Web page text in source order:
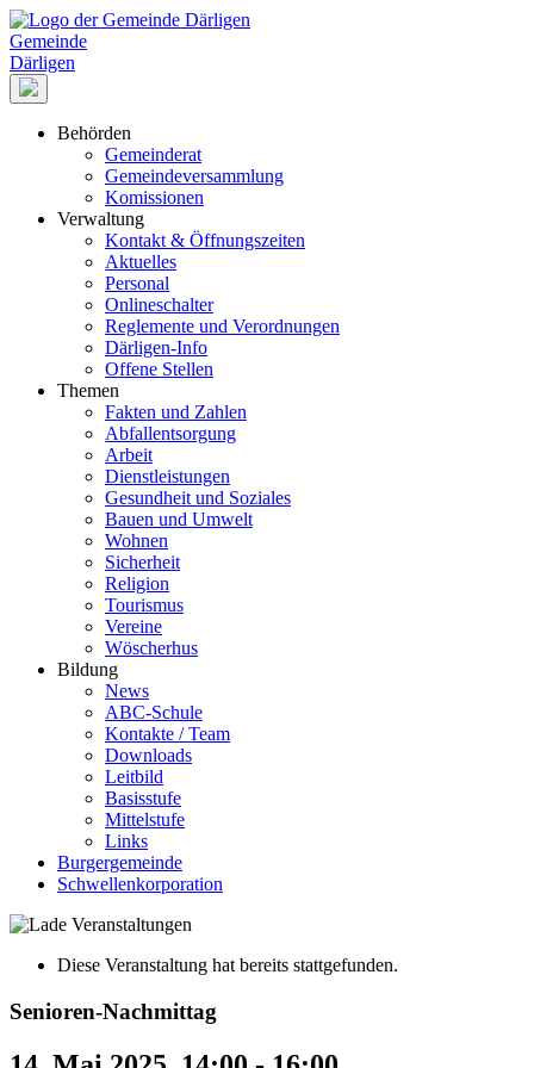
Gemeinde
Därligen
Behörden
Gemeinderat
Gemeindeversammlung
Komissionen
Verwaltung
Kontakt & Öffnungszeiten
Aktuelles
Personal
Onlineschalter
Reglemente und Verordnungen
Därligen-Info
Offene Stellen
Themen
Fakten und Zahlen
Abfallentsorgung
Arbeit
Dienstleistungen
Gesundheit und Soziales
Bauen und Umwelt
Wohnen
Sicherheit
Religion
Tourismus
Vereine
Wöscherhus
Bildung
News
ABC-Schule
Kontakte / Team
Downloads
Leitbild
Basisstufe
Mittelstufe
Links
Burgergemeinde
Schwellenkorporation
Diese Veranstaltung hat bereits stattgefunden.
Senioren-Nachmittag